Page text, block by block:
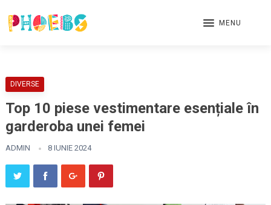
MENU
DIVERSE
Top 10 piese vestimentare esențiale în
garderoba unei femei
ADMIN 8 IUNIE 2024